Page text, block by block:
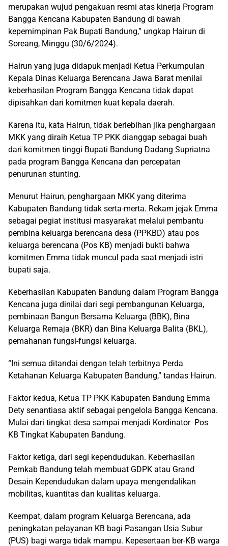
merupakan wujud pengakuan resmi atas kinerja Program
Bangga Kencana Kabupaten Bandung di bawah
kepemimpinan Pak Bupati Bandung,” ungkap Hairun di
Soreang, Minggu (30/6/2024).
Hairun yang juga didapuk menjadi Ketua Perkumpulan
Kepala Dinas Keluarga Berencana Jawa Barat menilai
keberhasilan Program Bangga Kencana tidak dapat
dipisahkan dari komitmen kuat kepala daerah.
Karena itu, kata Hairun, tidak berlebihan jika penghargaan
MKK yang diraih Ketua TP PKK dianggap sebagai buah
dari komitmen tinggi Bupati Bandung Dadang Supriatna
pada program Bangga Kencana dan percepatan
penurunan stunting.
Menurut Hairun, penghargaan MKK yang diterima
Kabupaten Bandung tidak serta-merta. Rekam jejak Emma
sebagai pegiat institusi masyarakat melalui pembantu
pembina keluarga berencana desa (PPKBD) atau pos
keluarga berencana (Pos KB) menjadi bukti bahwa
komitmen Emma tidak muncul pada saat menjadi istri
bupati saja.
Keberhasilan Kabupaten Bandung dalam Program Bangga
Kencana juga dinilai dari segi pembangunan Keluarga,
pembinaan Bangun Bersama Keluarga (BBK), Bina
Keluarga Remaja (BKR) dan Bina Keluarga Balita (BKL),
pemahanan fungsi-fungsi keluarga.
“Ini semua ditandai dengan telah terbitnya Perda
Ketahanan Keluarga Kabupaten Bandung,” tandas Hairun.
Faktor kedua, Ketua TP PKK Kabupaten Bandung Emma
Dety senantiasa aktif sebagai pengelola Bangga Kencana.
Mulai dari tingkat desa sampai menjadi Kordinator Pos
KB Tingkat Kabupaten Bandung.
Faktor ketiga, dari segi kependudukan. Keberhasilan
Pemkab Bandung telah membuat GDPK atau Grand
Desain Kependudukan dalam upaya mengendalikan
mobilitas, kuantitas dan kualitas keluarga.
Keempat, dalam program Keluarga Berencana, ada
peningkatan pelayanan KB bagi Pasangan Usia Subur
(PUS) bagi warga tidak mampu. Kepesertaan ber-KB warga